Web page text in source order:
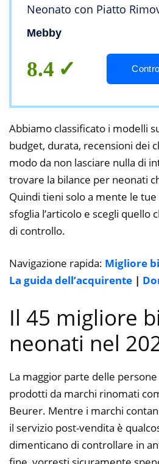
Neonato con Piatto
Mebby
8.4
Abbiamo classificato i modelli
budget, durata, recensioni dei
modo da non lasciare nulla di
trovare la bilance per neonati
Quindi tieni solo a mente le
sfoglia l’articolo e scegli quello
di controllo.
Navigazione rapida: Migliore
La guida dell’acquirente |
Il 45 migliore
neonati nel
La maggior parte delle
prodotti da marchi rinomati
Beurer. Mentre i marchi
il servizio post-vendita è
dimenticano di controllare in